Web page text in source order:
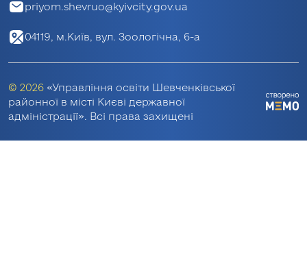
priyom.shevruo@kyivcity.gov.ua
04119, м.Київ, вул. Зоологічна, 6-а
© 2026 «Управління освіти Шевченківської
районної в місті Києві державної
адміністрації». Всі права захищені